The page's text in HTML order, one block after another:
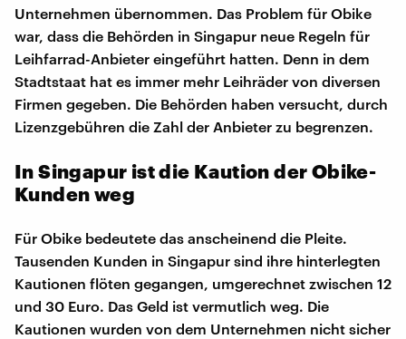
Unternehmen übernommen. Das Problem für Obike
war, dass die Behörden in Singapur neue Regeln für
Leihfarrad-Anbieter eingeführt hatten. Denn in dem
Stadtstaat hat es immer mehr Leihräder von diversen
Firmen gegeben. Die Behörden haben versucht, durch
Lizenzgebühren die Zahl der Anbieter zu begrenzen.
In Singapur ist die Kaution der Obike-
Kunden weg
Für Obike bedeutete das anscheinend die Pleite.
Tausenden Kunden in Singapur sind ihre hinterlegten
Kautionen flöten gegangen, umgerechnet zwischen 12
und 30 Euro. Das Geld ist vermutlich weg. Die
Kautionen wurden von dem Unternehmen nicht sicher